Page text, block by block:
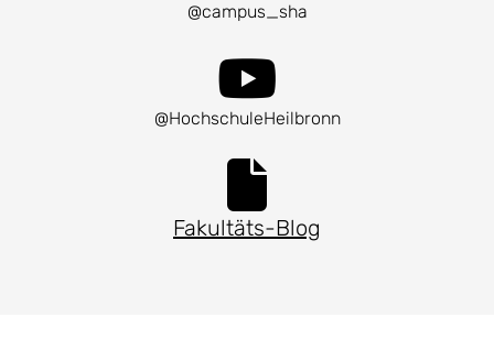
@campus_sha
@HochschuleHeilbronn
Fakultäts-Blog